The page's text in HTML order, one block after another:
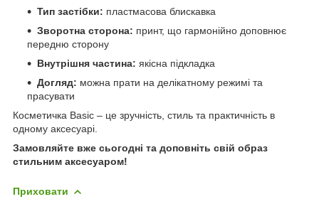
Тип застібки: пластмасова блискавка
Зворотна сторона: принт, що гармонійно доповнює
передню сторону
Внутрішня частина: якісна підкладка
Догляд: можна прати на делікатному режимі та
прасувати
Косметичка Basic – це зручність, стиль та практичність в
одному аксесуарі.
Замовляйте вже сьогодні та доповніть свій образ
стильним аксесуаром!
Приховати